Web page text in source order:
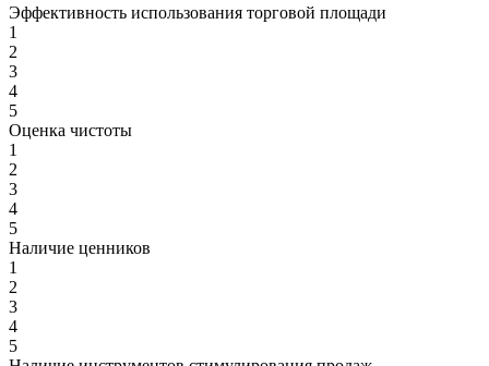
Эффективность использования торговой площади
1
2
3
4
5
Оценка чистоты
1
2
3
4
5
Наличие ценников
1
2
3
4
5